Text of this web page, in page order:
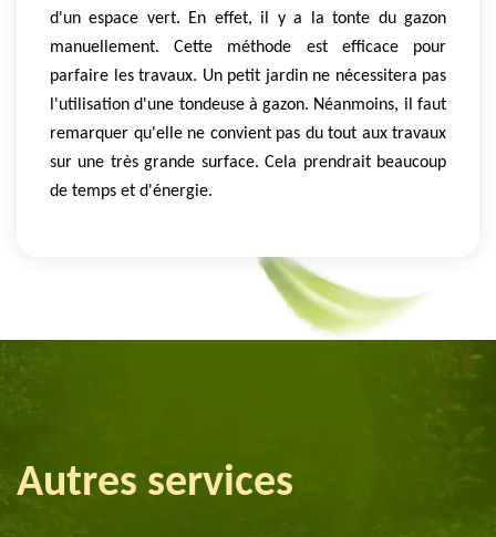
d'un espace vert. En effet, il y a la tonte du gazon
manuellement. Cette méthode est efficace pour
parfaire les travaux. Un petit jardin ne nécessitera pas
l'utilisation d'une tondeuse à gazon. Néanmoins, il faut
remarquer qu'elle ne convient pas du tout aux travaux
sur une très grande surface. Cela prendrait beaucoup
de temps et d'énergie.
Autres services